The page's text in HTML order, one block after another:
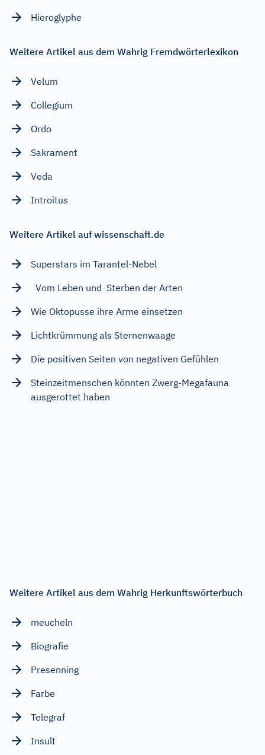
Hieroglyphe
Weitere Artikel aus dem Wahrig Fremdwörterlexikon
Velum
Collegium
Ordo
Sakrament
Veda
Introitus
Weitere Artikel auf wissenschaft.de
Superstars im Tarantel-Nebel
Vom Leben und Sterben der Arten
Wie Oktopusse ihre Arme einsetzen
Lichtkrümmung als Sternenwaage
Die positiven Seiten von negativen Gefühlen
Steinzeitmenschen könnten Zwerg-Megafauna
ausgerottet haben
Weitere Artikel aus dem Wahrig Herkunftswörterbuch
meucheln
Biografie
Presenning
Farbe
Telegraf
Insult